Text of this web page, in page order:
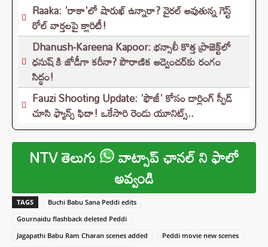
Raaka: 'రాకా'లో షారుఖ్ ఉన్నారా? వైరల్ అవుతున్న గెస్ట్
రోల్ వార్తలపై క్లారిటీ!
Dhanush-Kareena Kapoor: భన్సాలీ కొత్త ప్రాజెక్ట్‌లో
ధనుష్ కి జోడీగా కరీనా? పౌరాణిక అడ్వెంచర్‌కు రంగం
సిద్ధం!
Fauzi Shooting Update: 'ఫౌజీ' కోసం డార్లింగ్ స్పీడ్
చూసి ఫ్యాన్స్ ఫిదా! ఒకేసారి రెండు యూనిట్స్..
NTV తెలుగు వాట్సాప్ ఛానల్ ని ఫాలో
అవ్వండి
TAGS
Buchi Babu Sana Peddi edits
Gournaidu flashback deleted Peddi
Jagapathi Babu Ram Charan scenes added
Peddi movie new scenes